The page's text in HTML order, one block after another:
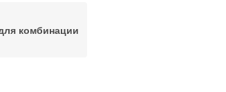
комбинации